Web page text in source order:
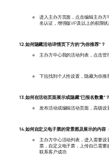
进入主办方页面，点击编辑主办
名认证，增强版VIP及以上的权限
12.如何隐藏活动详情页下方的“为你推荐”？
主办方中心我的活动列表，点击管
下拉找到个人性设置，隐藏为你推
13.如何在活动页面展示或隐藏“已报名数量“？
发布活动或编辑活动页面，高级
14.如何自定义电子票的背景图及展示的内容
主办方中心活动列表，进入需要
票，自定义电子票，上传自己需
联系客户成功